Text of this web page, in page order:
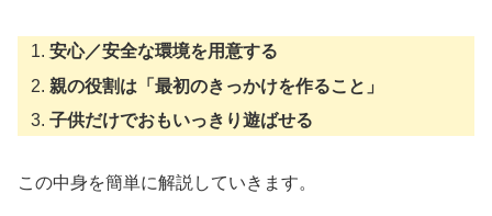
安心／安全な環境を用意する
親の役割は「最初のきっかけを作ること」
子供だけでおもいっきり遊ばせる
この中身を簡単に解説していきます。